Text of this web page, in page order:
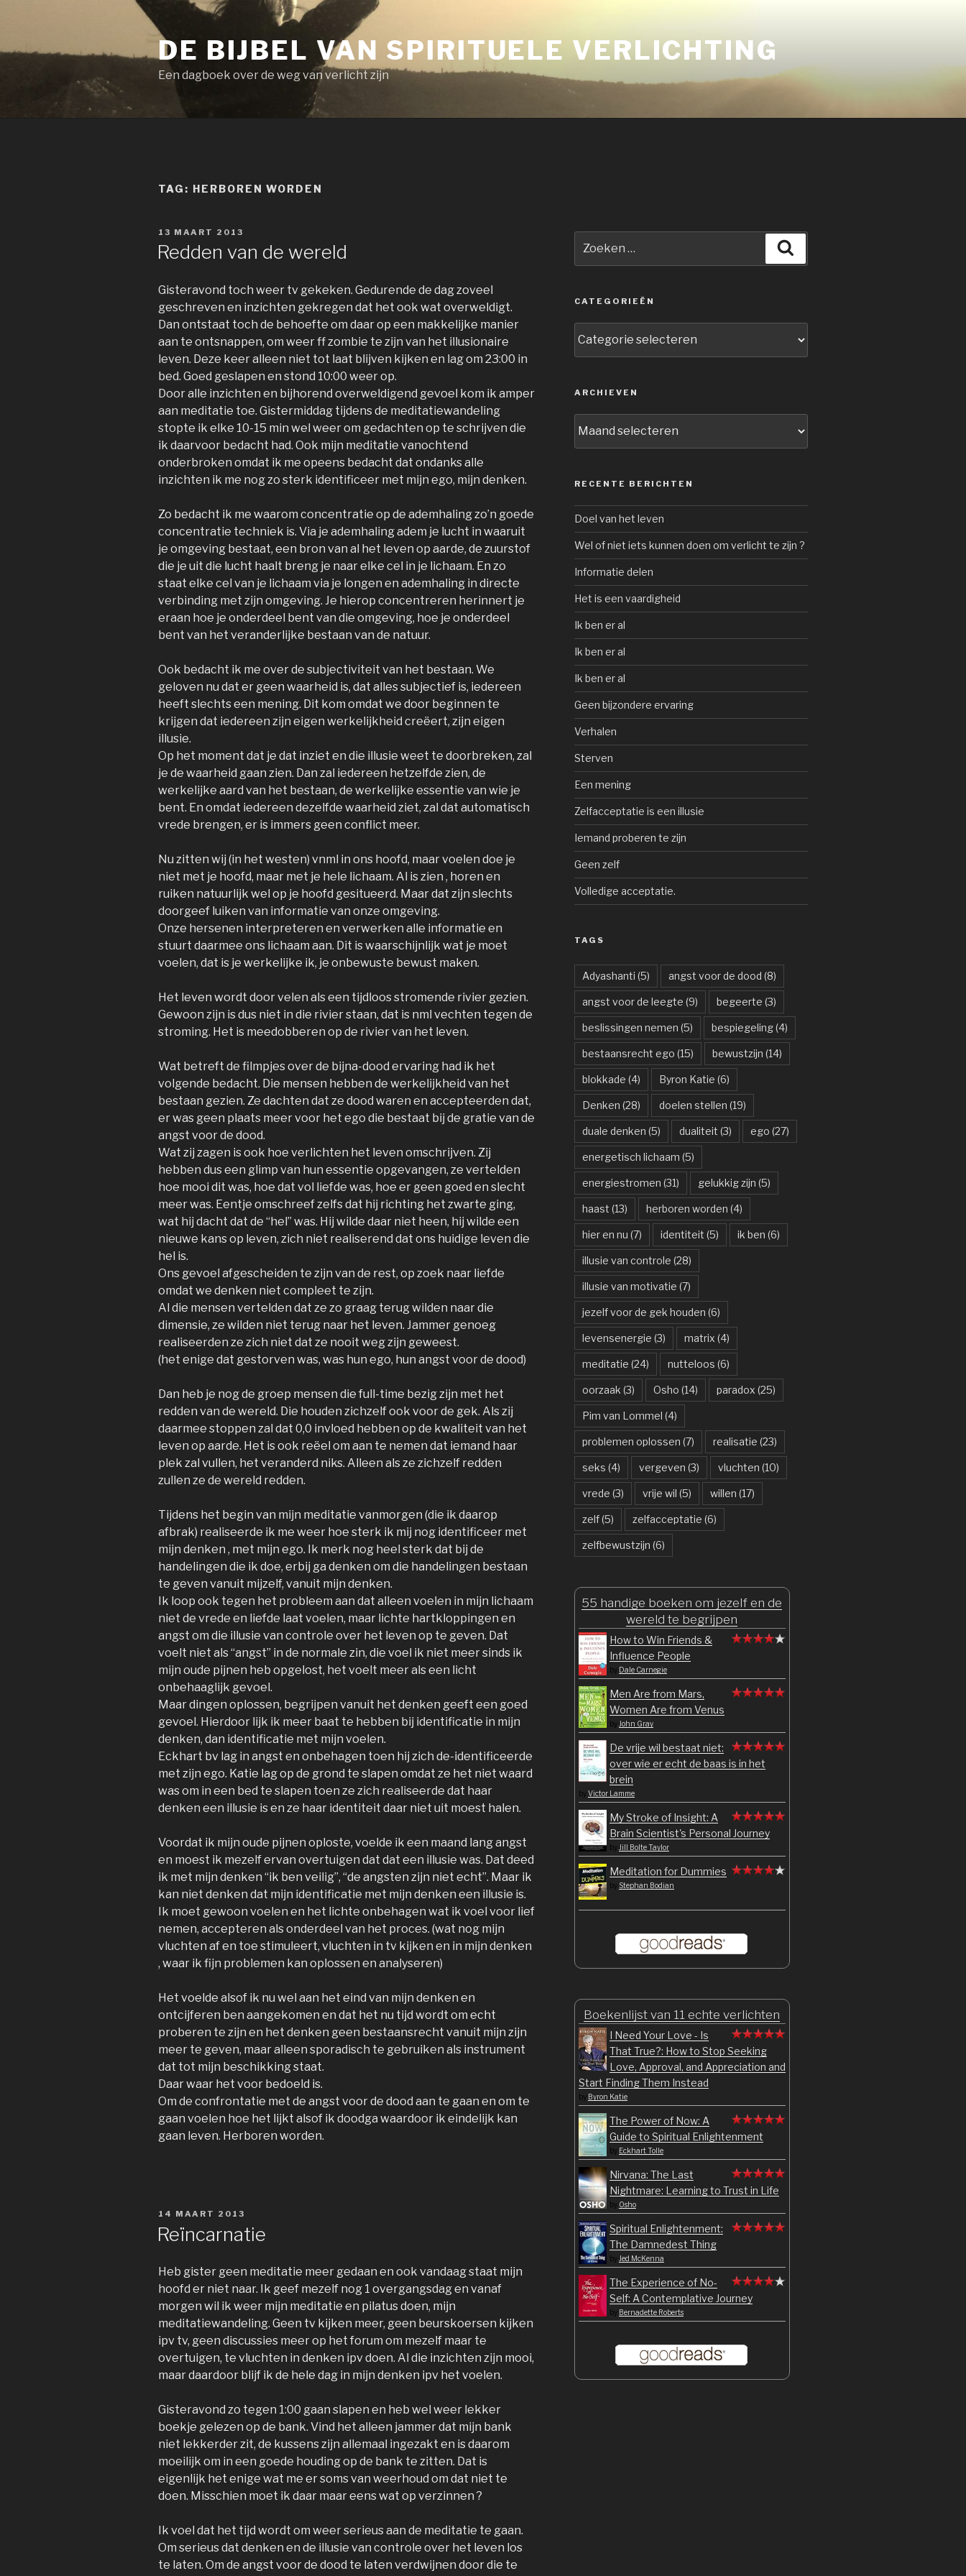
springen
DE BIJBEL VAN SPIRITUELE VERLICHTING
Een dagboek over de weg van verlicht zijn
TAG: HERBOREN WORDEN
GEPLAATST
13 MAART 2013
Redden van de wereld
Gisteravond toch weer tv gekeken. Gedurende de dag zoveel
geschreven en inzichten gekregen dat het ook wat overweldigt.
Dan ontstaat toch de behoefte om daar op een makkelijke manier
aan te ontsnappen, om weer ff zombie te zijn van het illusionaire
leven. Deze keer alleen niet tot laat blijven kijken en lag om 23:00 in
bed. Goed geslapen en stond 10:00 weer op.
Door alle inzichten en bijhorend overweldigend gevoel kom ik amper
aan meditatie toe. Gistermiddag tijdens de meditatiewandeling
stopte ik elke 10-15 min wel weer om gedachten op te schrijven die
ik daarvoor bedacht had. Ook mijn meditatie vanochtend
onderbroken omdat ik me opeens bedacht dat ondanks alle
inzichten ik me nog zo sterk identificeer met mijn ego, mijn denken.
Zo bedacht ik me waarom concentratie op de ademhaling zo’n goede
concentratie techniek is. Via je ademhaling adem je lucht in waaruit
je omgeving bestaat, een bron van al het leven op aarde, de zuurstof
die je uit die lucht haalt breng je naar elke cel in je lichaam. En zo
staat elke cel van je lichaam via je longen en ademhaling in directe
verbinding met zijn omgeving. Je hierop concentreren herinnert je
eraan hoe je onderdeel bent van die omgeving, hoe je onderdeel
bent van het veranderlijke bestaan van de natuur.
Ook bedacht ik me over de subjectiviteit van het bestaan. We
geloven nu dat er geen waarheid is, dat alles subjectief is, iedereen
heeft slechts een mening. Dit kom omdat we door beginnen te
krijgen dat iedereen zijn eigen werkelijkheid creëert, zijn eigen
illusie.
Op het moment dat je dat inziet en die illusie weet te doorbreken, zal
je de waarheid gaan zien. Dan zal iedereen hetzelfde zien, de
werkelijke aard van het bestaan, de werkelijke essentie van wie je
bent. En omdat iedereen dezelfde waarheid ziet, zal dat automatisch
vrede brengen, er is immers geen conflict meer.
Nu zitten wij (in het westen) vnml in ons hoofd, maar voelen doe je
niet met je hoofd, maar met je hele lichaam. Al is zien , horen en
ruiken natuurlijk wel op je hoofd gesitueerd. Maar dat zijn slechts
doorgeef luiken van informatie van onze omgeving.
Onze hersenen interpreteren en verwerken alle informatie en
stuurt daarmee ons lichaam aan. Dit is waarschijnlijk wat je moet
voelen, dat is je werkelijke ik, je onbewuste bewust maken.
Het leven wordt door velen als een tijdloos stromende rivier gezien.
Gewoon zijn is dus niet in die rivier staan, dat is nml vechten tegen de
stroming. Het is meedobberen op de rivier van het leven.
Wat betreft de filmpjes over de bijna-dood ervaring had ik het
volgende bedacht. Die mensen hebben de werkelijkheid van het
bestaan gezien. Ze dachten dat ze dood waren en accepteerden dat,
er was geen plaats meer voor het ego die bestaat bij de gratie van de
angst voor de dood.
Wat zij zagen is ook hoe verlichten het leven omschrijven. Zij
hebben dus een glimp van hun essentie opgevangen, ze vertelden
hoe mooi dit was, hoe dat vol liefde was, hoe er geen goed en slecht
meer was. Eentje omschreef zelfs dat hij richting het zwarte ging,
wat hij dacht dat de “hel” was. Hij wilde daar niet heen, hij wilde een
nieuwe kans op leven, zich niet realiserend dat ons huidige leven die
hel is.
Ons gevoel afgescheiden te zijn van de rest, op zoek naar liefde
omdat we denken niet compleet te zijn.
Al die mensen vertelden dat ze zo graag terug wilden naar die
dimensie, ze wilden niet terug naar het leven. Jammer genoeg
realiseerden ze zich niet dat ze nooit weg zijn geweest.
(het enige dat gestorven was, was hun ego, hun angst voor de dood)
Dan heb je nog de groep mensen die full-time bezig zijn met het
redden van de wereld. Die houden zichzelf ook voor de gek. Als zij
daarmee stoppen zal dat 0,0 invloed hebben op de kwaliteit van het
leven op aarde. Het is ook reëel om aan te nemen dat iemand haar
plek zal vullen, het veranderd niks. Alleen als ze zichzelf redden
zullen ze de wereld redden.
Tijdens het begin van mijn meditatie vanmorgen (die ik daarop
afbrak) realiseerde ik me weer hoe sterk ik mij nog identificeer met
mijn denken , met mijn ego. Ik merk nog heel sterk dat bij de
handelingen die ik doe, erbij ga denken om die handelingen bestaan
te geven vanuit mijzelf, vanuit mijn denken.
Ik loop ook tegen het probleem aan dat alleen voelen in mijn lichaam
niet de vrede en liefde laat voelen, maar lichte hartkloppingen en
angst om die illusie van controle over het leven op te geven. Dat
voelt niet als “angst” in de normale zin, die voel ik niet meer sinds ik
mijn oude pijnen heb opgelost, het voelt meer als een licht
onbehaaglijk gevoel.
Maar dingen oplossen, begrijpen vanuit het denken geeft een goed
gevoel. Hierdoor lijk ik meer baat te hebben bij identificatie in mijn
denken, dan identificatie met mijn voelen.
Eckhart bv lag in angst en onbehagen toen hij zich de-identificeerde
met zijn ego. Katie lag op de grond te slapen omdat ze het niet waard
was om in een bed te slapen toen ze zich realiseerde dat haar
denken een illusie is en ze haar identiteit daar niet uit moest halen.
Voordat ik mijn oude pijnen oploste, voelde ik een maand lang angst
en moest ik mezelf ervan overtuigen dat dat een illusie was. Dat deed
ik met mijn denken “ik ben veilig”, “de angsten zijn niet echt”. Maar ik
kan niet denken dat mijn identificatie met mijn denken een illusie is.
Ik moet gewoon voelen en het lichte onbehagen wat ik voel voor lief
nemen, accepteren als onderdeel van het proces. (wat nog mijn
vluchten af en toe stimuleert, vluchten in tv kijken en in mijn denken
, waar ik fijn problemen kan oplossen en analyseren)
Het voelde alsof ik nu wel aan het eind van mijn denken en
ontcijferen ben aangekomen en dat het nu tijd wordt om echt
proberen te zijn en het denken geen bestaansrecht vanuit mijn zijn
meer te geven, maar alleen sporadisch te gebruiken als instrument
dat tot mijn beschikking staat.
Daar waar het voor bedoeld is.
Om de confrontatie met de angst voor de dood aan te gaan en om te
gaan voelen hoe het lijkt alsof ik doodga waardoor ik eindelijk kan
gaan leven. Herboren worden.
GEPLAATST
14 MAART 2013
Reïncarnatie
Heb gister geen meditatie meer gedaan en ook vandaag staat mijn
hoofd er niet naar. Ik geef mezelf nog 1 overgangsdag en vanaf
morgen wil ik weer mijn meditatie en pilatus doen, mijn
meditatiewandeling. Geen tv kijken meer, geen beurskoersen kijken
ipv tv, geen discussies meer op het forum om mezelf maar te
overtuigen, te vluchten in denken ipv doen. Al die inzichten zijn mooi,
maar daardoor blijf ik de hele dag in mijn denken ipv het voelen.
Gisteravond zo tegen 1:00 gaan slapen en heb wel weer lekker
boekje gelezen op de bank. Vind het alleen jammer dat mijn bank
niet lekkerder zit, de kussens zijn allemaal ingezakt en is daarom
moeilijk om in een goede houding op de bank te zitten. Dat is
eigenlijk het enige wat me er soms van weerhoud om dat niet te
doen. Misschien moet ik daar maar eens wat op verzinnen ?
Ik voel dat het tijd wordt om weer serieus aan de meditatie te gaan.
Om serieus dat denken en de illusie van controle over het leven los
te laten. Om de angst voor de dood te laten verdwijnen door die te
naar:
CATEGORIEËN
ARCHIEVEN
RECENTE BERICHTEN
Doel van het leven
Wel of niet iets kunnen doen om verlicht te zijn ?
Informatie delen
Het is een vaardigheid
Ik ben er al
Ik ben er al
Ik ben er al
Geen bijzondere ervaring
Verhalen
Sterven
Een mening
Zelfacceptatie is een illusie
Iemand proberen te zijn
Geen zelf
Volledige acceptatie.
TAGS
Adyashanti (5) angst voor de dood (8)
angst voor de leegte (9) begeerte (3)
beslissingen nemen (5) bespiegeling(4)
bestaansrecht ego (15) bewustzijn (14)
blokkade (4) Byron Katie (6)
Denken (28) doelen stellen (19)
duale denken (5) dualiteit (3) ego (27)
energetisch lichaam (5)
energiestromen (31) gelukkig zijn (5)
haast (13) herboren worden (4)
hier en nu (7) identiteit (5) ik ben (6)
illusie van controle (28)
illusie van motivatie (7)
jezelf voor de gek houden (6)
levensenergie (3) matrix (4)
meditatie (24) nutteloos (6)
oorzaak (3) Osho (14) paradox (25)
Pim van Lommel (4)
problemen oplossen (7) realisatie (23)
seks (4) vergeven (3) vluchten (10)
vrede (3) vrije wil (5) willen (17)
zelf(5) zelfacceptatie (6)
zelfbewustzijn (6)
55 handige boeken om jezelf en de
wereld te begrijpen
How to Win Friends &
Influence People
by Dale Carnegie
Men Are from Mars,
Women Are from Venus
by John Gray
De vrije wil bestaat niet:
over wie er echt de baas is in het
brein
byVictor Lamme
My Stroke of Insight: A
Brain Scientist's Personal Journey
by Jill Bolte Taylor
Meditation for Dummies
byStephan Bodian
Boekenlijst van 11 echte verlichten
I Need Your Love - Is
That True?: How to Stop Seeking
Love, Approval, and Appreciation and
Start Finding Them Instead
by Byron Katie
The Power of Now: A
Guide to Spiritual Enlightenment
by Eckhart Tolle
Nirvana: The Last
Nightmare: Learning to Trust in Life
by Osho
Spiritual Enlightenment:
The Damnedest Thing
by Jed McKenna
The Experience of No-
Self: A Contemplative Journey
by Bernadette Roberts